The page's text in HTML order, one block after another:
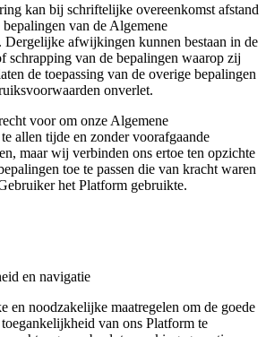
kan bij schriftelijke overeenkomst afstand
van de Algemene
Dergelijke afwijkingen kunnen bestaan in de
van de bepalingen waarop zij
de toepassing van de overige bepalingen
onverlet.
voor om onze Algemene
allen tijde en zonder voorafgaande
maar wij verbinden ons ertoe ten opzichte
toe te passen die van kracht waren
het Platform gebruikte.
en navigatie
en noodzakelijke maatregelen om de goede
van ons Platform te